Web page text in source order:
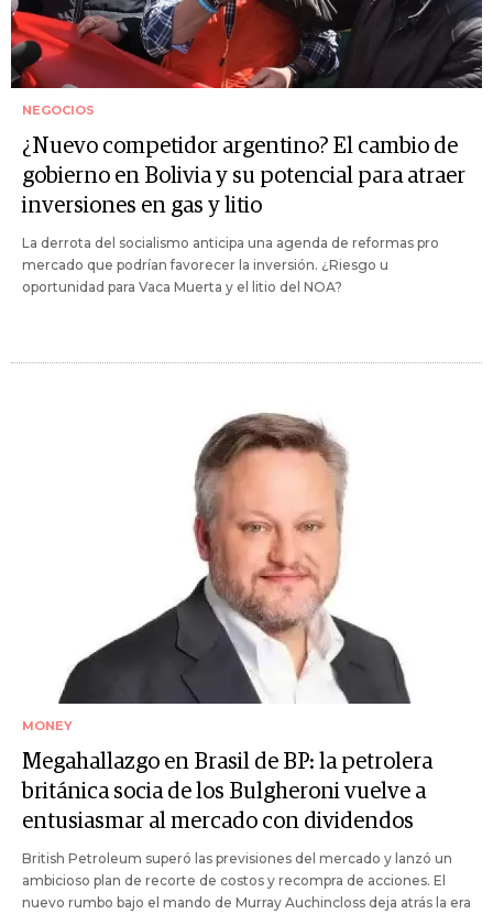
NEGOCIOS
¿Nuevo competidor argentino? El cambio de
gobierno en Bolivia y su potencial para atraer
inversiones en gas y litio
La derrota del socialismo anticipa una agenda de reformas pro
mercado que podrían favorecer la inversión. ¿Riesgo u
oportunidad para Vaca Muerta y el litio del NOA?
MONEY
Megahallazgo en Brasil de BP: la petrolera
británica socia de los Bulgheroni vuelve a
entusiasmar al mercado con dividendos
British Petroleum superó las previsiones del mercado y lanzó un
ambicioso plan de recorte de costos y recompra de acciones. El
nuevo rumbo bajo el mando de Murray Auchincloss deja atrás la era